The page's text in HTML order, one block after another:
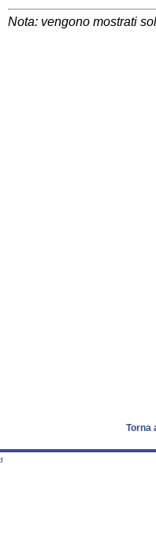
Nota: vengono mostrati
Torna